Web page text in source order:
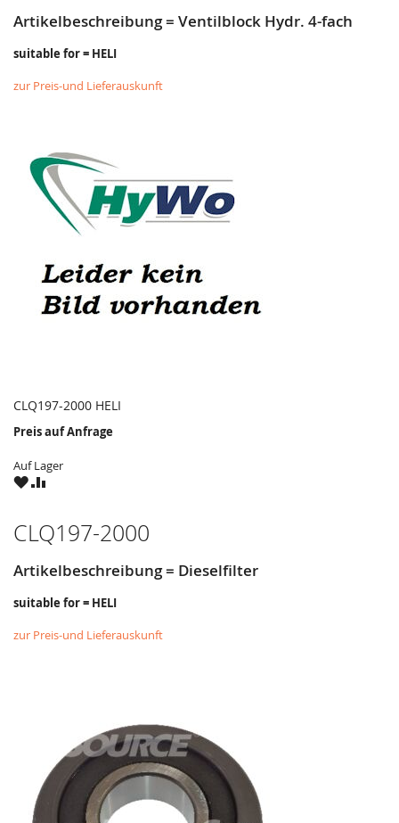
Artikelbeschreibung = Ventilblock Hydr. 4-fach
suitable for = HELI
zur Preis-und Lieferauskunft
CLQ197-2000 HELI
Preis auf Anfrage
Auf Lager
ZUZU
CLQ197-2000
Artikelbeschreibung = Dieselfilter
suitable for = HELI
zur Preis-und Lieferauskunft